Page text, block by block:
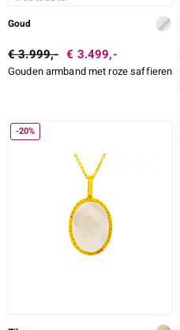
Goud
€ 3.999,- € 3.499,-
Gouden armband met roze saffieren
-20%